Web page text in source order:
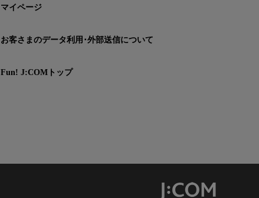
マイページ
お客さまのデータ利用･外部送信について
Fun! J:COMトップ